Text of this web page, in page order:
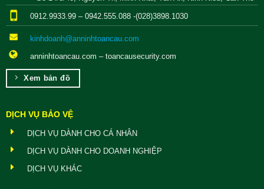
0912.9933.99 – 0942.555.088 -(028)3898.1030
kinhdoanh@anninhtoancau.com
anninhtoancau.com – toancausecurity.com
Xem bản đồ
DỊCH VỤ BẢO VỆ
DỊCH VỤ DÀNH CHO CÁ NHÂN
DỊCH VỤ DÀNH CHO DOANH NGHIỆP
DỊCH VỤ KHÁC